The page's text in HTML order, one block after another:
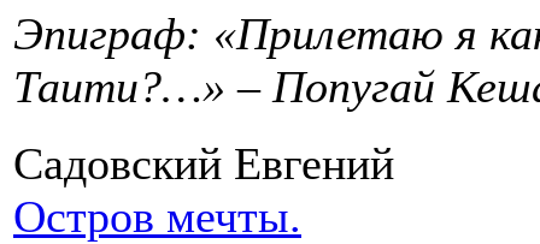
Эпиграф: «Прилетаю я
Таити?…» – Попугай
Садовский Евгений
Остров мечты.